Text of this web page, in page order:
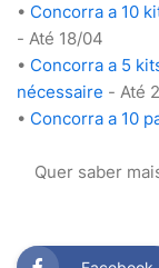
• Concorra a 10
- Até 18/04
• Concorra a 5
nécessaire - Até
• Concorra a 10
Quer saber